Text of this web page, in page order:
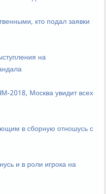
кто подал заявки
на
2018, Москва увидит всех
в сборную отношусь с
и в роли игрока на